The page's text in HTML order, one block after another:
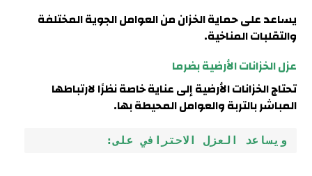
يساعد على حماية الخزان من العوامل الجوية المختلفة
والتقلبات المناخية.
عزل الخزانات الأرضية بضرما
تحتاج الخزانات الأرضية إلى عناية خاصة نظرًا لارتباطها
المباشر بالتربة والعوامل المحيطة بها.
ويساعد العزل الاحترافي على: